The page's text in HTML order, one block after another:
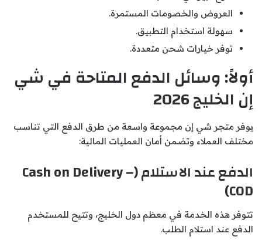
العروض والخصومات المستمرة.
سهولة استخدام التطبيق.
توفر خيارات شحن متعددة.
أولاً: وسائل الدفع المتاحة في شي
إن الخليج 2026
يوفر متجر شي إن مجموعة واسعة من طرق الدفع التي تناسب
مختلف العملاء وتضمن أمان العمليات المالية:
الدفع عند الاستلام (Cash on Delivery –
COD)
تتوفر هذه الخدمة في معظم دول الخليج، وتتيح للمستخدم
الدفع عند استلام الطلب.